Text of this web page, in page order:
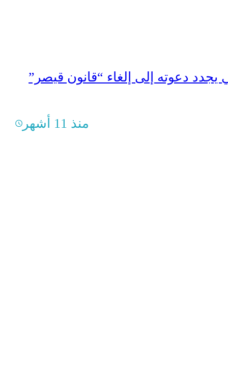
يجدد دعوته إلى إلغاء “قانون قيصر”
منذ 11 أشهر